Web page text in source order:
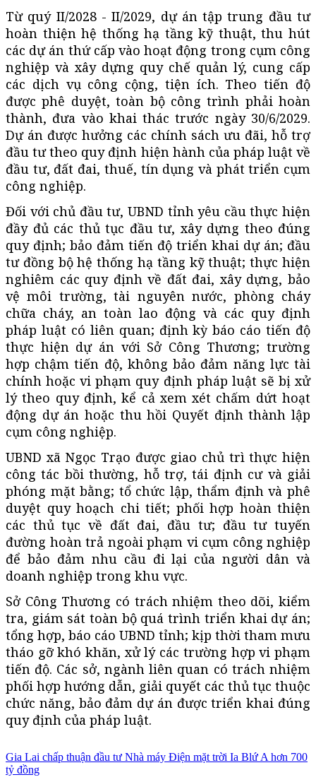
Từ quý II/2028 - II/2029, dự án tập trung đầu tư
hoàn thiện hệ thống hạ tầng kỹ thuật, thu hút
các dự án thứ cấp vào hoạt động trong cụm công
nghiệp và xây dựng quy chế quản lý, cung cấp
các dịch vụ công cộng, tiện ích. Theo tiến độ
được phê duyệt, toàn bộ công trình phải hoàn
thành, đưa vào khai thác trước ngày 30/6/2029.
Dự án được hưởng các chính sách ưu đãi, hỗ trợ
đầu tư theo quy định hiện hành của pháp luật về
đầu tư, đất đai, thuế, tín dụng và phát triển cụm
công nghiệp.
Đối với chủ đầu tư, UBND tỉnh yêu cầu thực hiện
đầy đủ các thủ tục đầu tư, xây dựng theo đúng
quy định; bảo đảm tiến độ triển khai dự án; đầu
tư đồng bộ hệ thống hạ tầng kỹ thuật; thực hiện
nghiêm các quy định về đất đai, xây dựng, bảo
vệ môi trường, tài nguyên nước, phòng cháy
chữa cháy, an toàn lao động và các quy định
pháp luật có liên quan; định kỳ báo cáo tiến độ
thực hiện dự án với Sở Công Thương; trường
hợp chậm tiến độ, không bảo đảm năng lực tài
chính hoặc vi phạm quy định pháp luật sẽ bị xử
lý theo quy định, kể cả xem xét chấm dứt hoạt
động dự án hoặc thu hồi Quyết định thành lập
cụm công nghiệp.
UBND xã Ngọc Trạo được giao chủ trì thực hiện
công tác bồi thường, hỗ trợ, tái định cư và giải
phóng mặt bằng; tổ chức lập, thẩm định và phê
duyệt quy hoạch chi tiết; phối hợp hoàn thiện
các thủ tục về đất đai, đầu tư; đầu tư tuyến
đường hoàn trả ngoài phạm vi cụm công nghiệp
để bảo đảm nhu cầu đi lại của người dân và
doanh nghiệp trong khu vực.
Sở Công Thương có trách nhiệm theo dõi, kiểm
tra, giám sát toàn bộ quá trình triển khai dự án;
tổng hợp, báo cáo UBND tỉnh; kịp thời tham mưu
tháo gỡ khó khăn, xử lý các trường hợp vi phạm
tiến độ. Các sở, ngành liên quan có trách nhiệm
phối hợp hướng dẫn, giải quyết các thủ tục thuộc
chức năng, bảo đảm dự án được triển khai đúng
quy định của pháp luật.
Gia Lai chấp thuận đầu tư Nhà máy Điện mặt trời Ia Blứ A hơn 700
tỷ đồng